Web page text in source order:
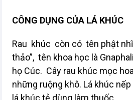
CÔNG DỤNG CỦA LÁ KHÚC
Rau khúc còn có tên phật
thảo”, tên khoa học là
họ Cúc. Cây rau khúc mọc
những ruộng khô. Lá khúc
lá khúc tẻ dùng làm thuốc.